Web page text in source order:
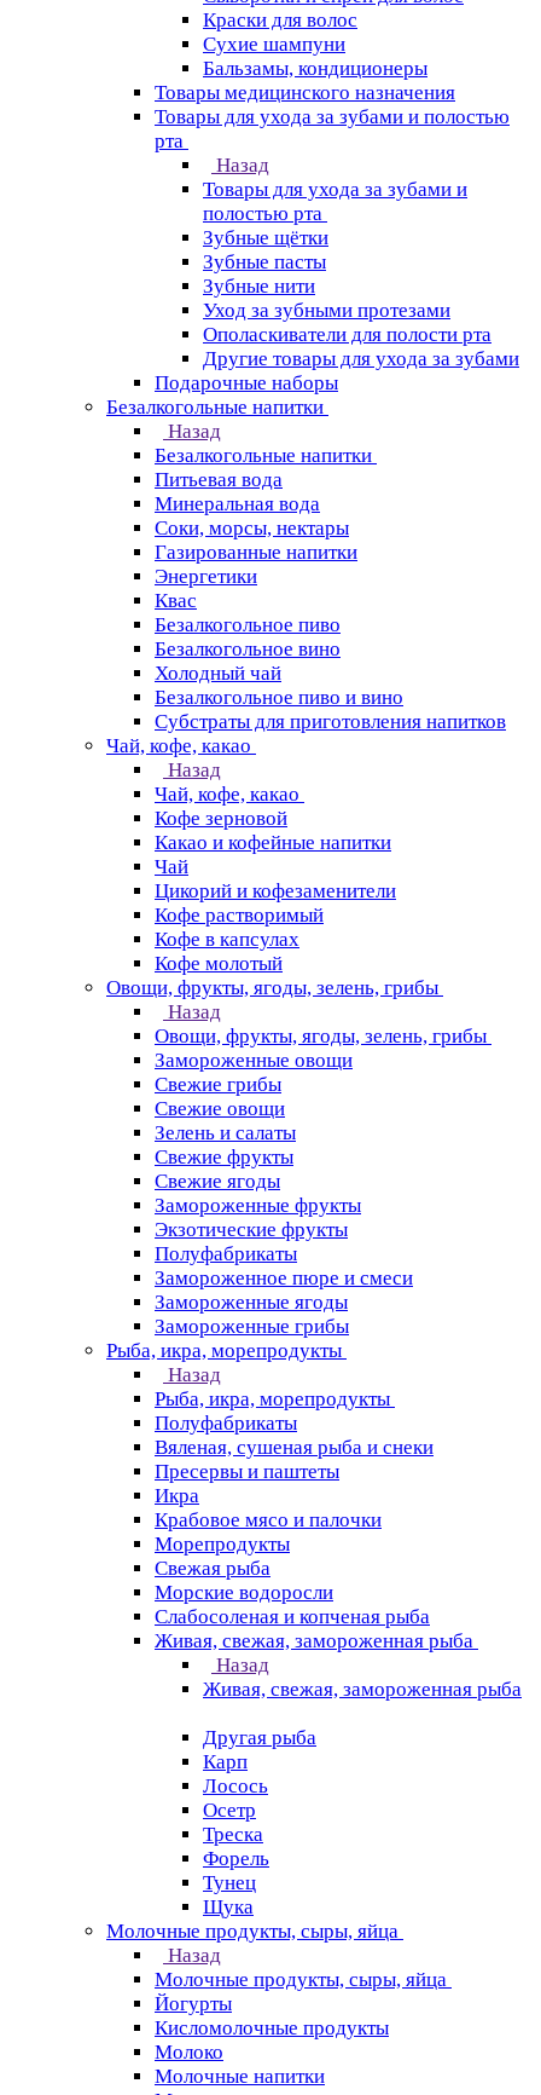
Краски для волос
Сухие шампуни
Бальзамы, кондиционеры
Товары медицинского назначения
Товары для ухода за зубами и полостью
рта
Назад
Товары для ухода за зубами и
полостью рта
Зубные щётки
Зубные пасты
Зубные нити
Уход за зубными протезами
Ополаскиватели для полости рта
Другие товары для ухода за зубами
Подарочные наборы
Безалкогольные напитки
Назад
Безалкогольные напитки
Питьевая вода
Минеральная вода
Соки, морсы, нектары
Газированные напитки
Энергетики
Квас
Безалкогольное пиво
Безалкогольное вино
Холодный чай
Безалкогольное пиво и вино
Субстраты для приготовления напитков
Чай, кофе, какао
Назад
Чай, кофе, какао
Кофе зерновой
Какао и кофейные напитки
Чай
Цикорий и кофезаменители
Кофе растворимый
Кофе в капсулах
Кофе молотый
Овощи, фрукты, ягоды, зелень, грибы
Назад
Овощи, фрукты, ягоды, зелень, грибы
Замороженные овощи
Свежие грибы
Свежие овощи
Зелень и салаты
Свежие фрукты
Свежие ягоды
Замороженные фрукты
Экзотические фрукты
Полуфабрикаты
Замороженное пюре и смеси
Замороженные ягоды
Замороженные грибы
Рыба, икра, морепродукты
Назад
Рыба, икра, морепродукты
Полуфабрикаты
Вяленая, сушеная рыба и снеки
Пресервы и паштеты
Икра
Крабовое мясо и палочки
Морепродукты
Свежая рыба
Морские водоросли
Слабосоленая и копченая рыба
Живая, свежая, замороженная рыба
Назад
Живая, свежая, замороженная рыба
Другая рыба
Карп
Лосось
Осетр
Треска
Форель
Тунец
Щука
Молочные продукты, сыры, яйца
Назад
Молочные продукты, сыры, яйца
Йогурты
Кисломолочные продукты
Молоко
Молочные напитки